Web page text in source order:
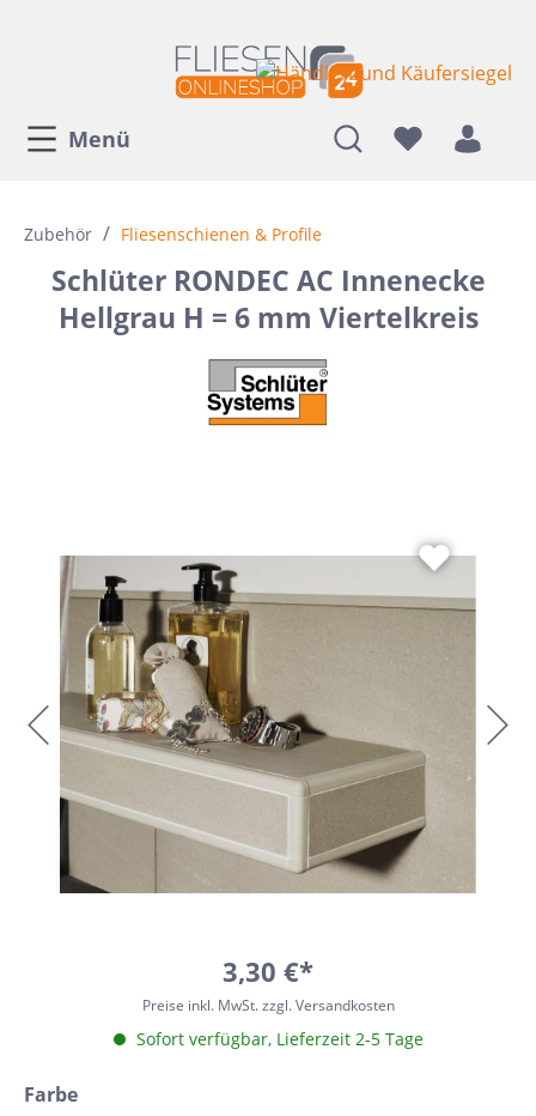
Menü
Zubehör / Fliesenschienen & Profile
Schlüter RONDEC AC Innenecke
Hellgrau H = 6 mm Viertelkreis
3,30 €*
Preise inkl. MwSt. zzgl. Versandkosten
Sofort verfügbar, Lieferzeit 2-5 Tage
Farbe